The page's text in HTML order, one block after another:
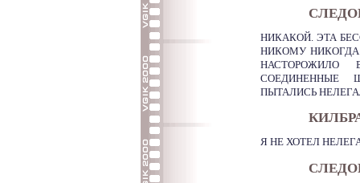
НИКАКОЙ. ЭТА
НИКОМУ
НАСТОРОЖИЛО
ПЫТАЛИСЬ
Я НЕ ХОТЕЛ